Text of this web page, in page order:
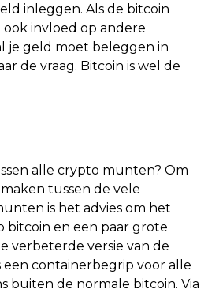
inleggen. Als de bitcoin
invloed op andere
je geld moet beleggen in
de vraag. Bitcoin is wel de
alle crypto munten? Om
tussen de vele
is het advies om het
bitcoin en een paar grote
verbeterde versie van de
een containerbegrip voor alle
buiten de normale bitcoin. Via